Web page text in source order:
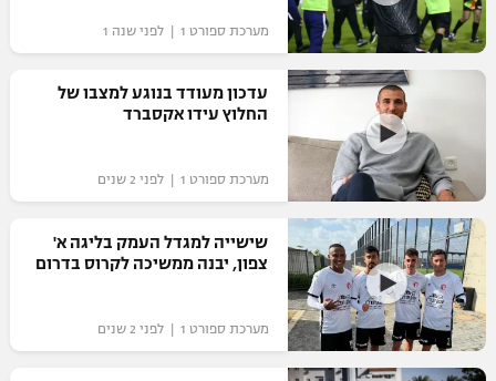
"מחצית בשכונה" – פודקאסט
משתתפים וזוכים בפרסים
תקנון משתתפים וזוכים בפרסים
תקנון עבור פעילות אלקטרה
תקנון עבור פעילות ספורט 1 – "מרלן"
טניס
גיימינג E-Sports
תנאי שימוש
אופניים
ספורט מוטורי
כדורמים
פוטבול אמריקאי NFL
בייסבול MLB
ספורט אתגרי ואקסטרים
אומנויות לחימה
מערכת ספורט 1 | לפני שנה 1
עדכון מעודד בנוגע למצבו של
החלוץ עידו אקסברד
מערכת ספורט 1 | לפני 2 שנים
שישייה למגדל העמק בליגה א'
צפון, יבנה ממשיכה לקרוס בדרום
מערכת ספורט 1 | לפני 2 שנים